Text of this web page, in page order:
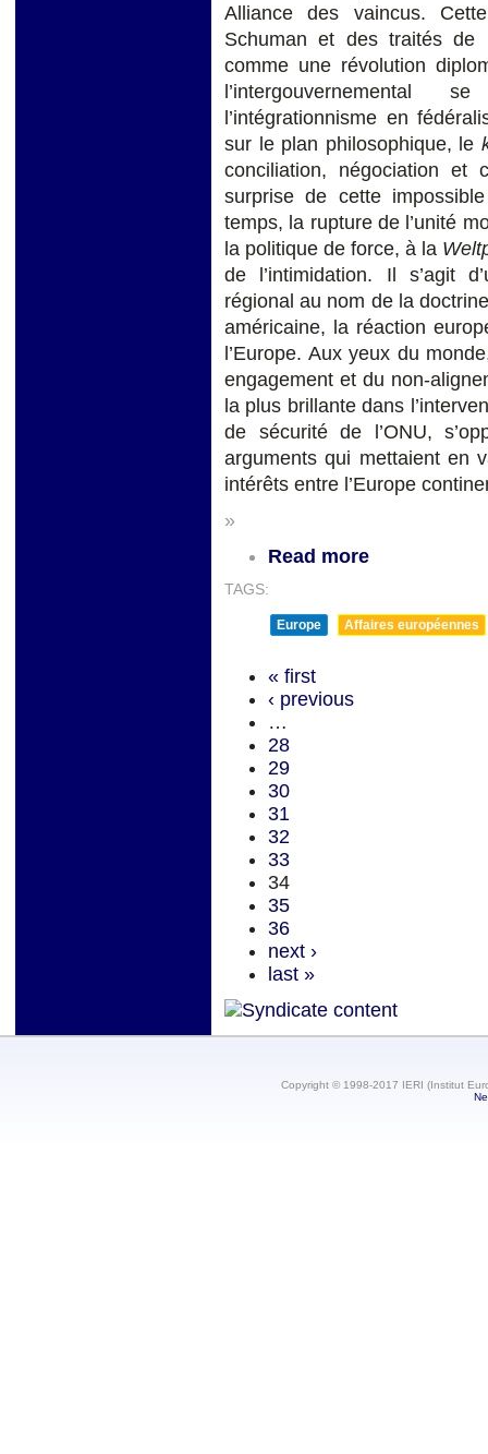
Alliance des vaincus.
Schuman et des traités
comme une révolution
l’intergouvernemental
l’intégrationnisme en
sur le plan philosophique, le
conciliation, négociation
surprise de cette
temps, la rupture de l’unité
la politique de force, à la
de l’intimidation. Il s’agit
régional au nom de la
américaine, la réaction
l’Europe. Aux yeux du
engagement et du non-
la plus brillante dans
de sécurité de l’ONU,
arguments qui mettaient en
intérêts entre l’Europe
»
Read more
TAGS:
Europe Affaires européennes
« first
‹ previous
…
28
29
30
31
32
33
34
35
36
next ›
last »
Copyright © 1998-2017 IERI (Institut